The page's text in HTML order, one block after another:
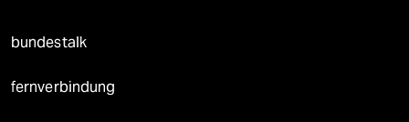
bundestalk
fernverbindung